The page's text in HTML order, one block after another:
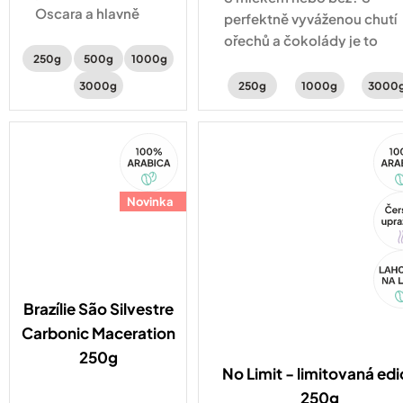
Oscara a hlavně
káva. V plném těle
ucítíte intenzivní
chuť čokolády,
voňavý karamel a
250g 500g
1000g
3000g
perfektně vyváženou chutí
ořechů a čokolády je to
stejně.
250g 1000g
Arabica
Novinka
Brazílie São Silvestre
Carbonic Maceration
250g
Tip
No Limit - limitovaná
250g